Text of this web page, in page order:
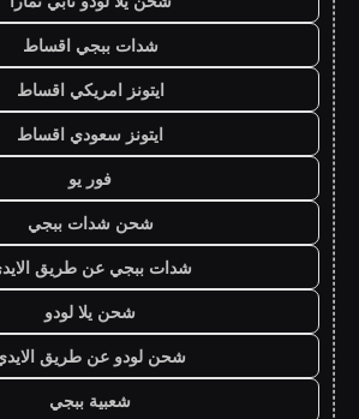
شدات ببجي اقساط
ايتونز امريكي اقساط
ايتونز سعودي اقساط
فور يو
شحن شدات ببجي
شدات ببجي عن طريق
شحن يلا لودو
شحن لودو عن طريق
شعبية ببجي